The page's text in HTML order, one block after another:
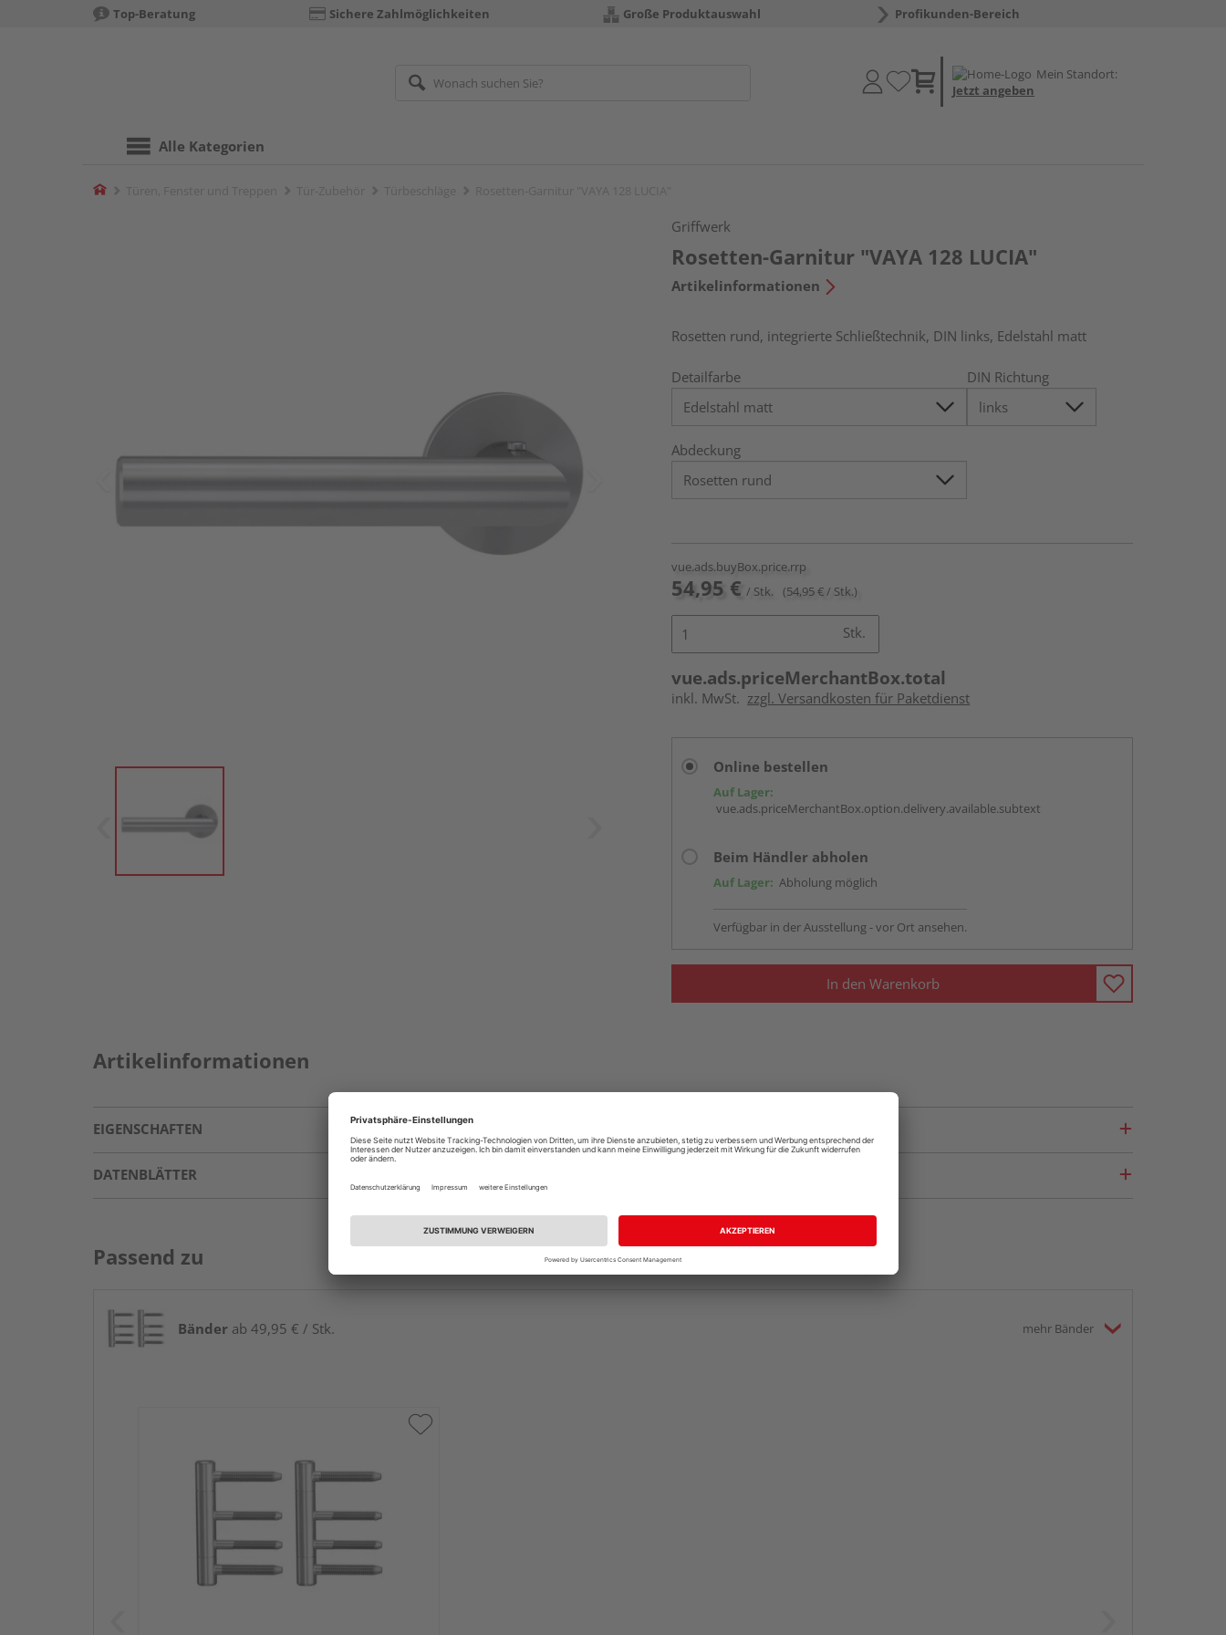
Top-Beratung Sichere Zahlmöglichkeiten Große Produktauswahl Profikunden-Bereich
Mein Standort:
Jetzt angeben
Alle Kategorien
Home
Griffwerk
Rosetten-Garnitur "VAYA 128 LUCIA"
Artikelinformationen
Rosetten rund, integrierte Schließtechnik, DIN links, Edelstahl matt
Detailfarbe DIN Richtung
Abdeckung
vue.ads.buyBox.price.rrp
54,95 € / Stk. (54,95 € / Stk.)
Stk.
vue.ads.priceMerchantBox.total
inkl. MwSt. zzgl. Versandkosten für Paketdienst
Online bestellen
Auf Lager:
vue.ads.priceMerchantBox.option.delivery.available.subtext
Beim Händler abholen
Auf Lager: Abholung möglich
Verfügbar in der Ausstellung - vor Ort ansehen.
In den Warenkorb
Artikelinformationen
EIGENSCHAFTEN
DATENBLÄTTER
Passend zu
Bänder ab 49,95 € / Stk. mehr Bänder